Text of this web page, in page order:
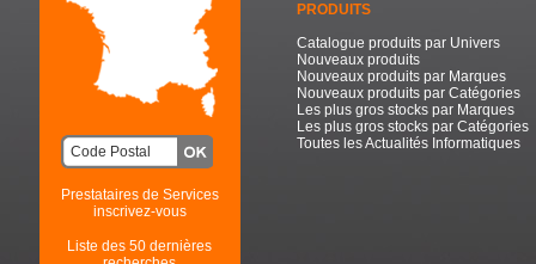
Prestataires de Services
inscrivez-vous
Liste des 50 dernières
PRODUITS
Catalogue produits par Univers
Nouveaux produits
Nouveaux produits par Marques
Nouveaux produits par Catégories
Les plus gros stocks par Marques
Les plus gros stocks par Catégories
Toutes les Actualités Informatiques